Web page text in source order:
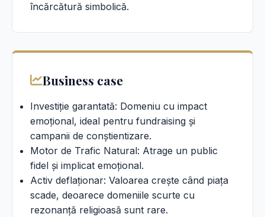
încărcătură simbolică.
Business case
Investiție garantată: Domeniu cu impact
emoțional, ideal pentru fundraising și
campanii de conștientizare.
Motor de Trafic Natural: Atrage un public
fidel și implicat emoțional.
Activ deflaționar: Valoarea crește când piața
scade, deoarece domeniile scurte cu
rezonanță religioasă sunt rare.